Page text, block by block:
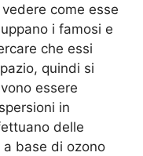
come esse
i famosi e
che essi
quindi si
essere
in
delle
a base di ozono